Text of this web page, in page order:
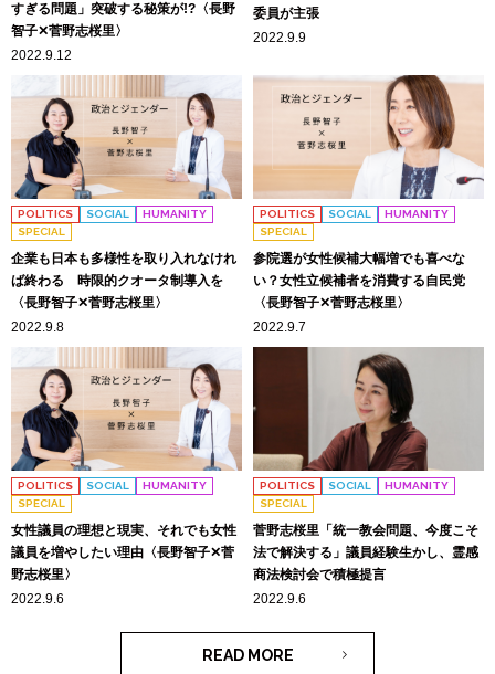
すぎる問題」突破する秘策が!?〈長野
智子✕菅野志桜里〉
2022.9.12
委員が主張
2022.9.9
POLITICS SOCIAL
HUMANITY
SPECIAL
企業も日本も多様性を取り入れなけれ
ば終わる 時限的クオータ制導入を
〈長野智子✕菅野志桜里〉
2022.9.8
POLITICS SOCIAL
HUMANITY
SPECIAL
参院選が女性候補大幅増でも喜べな
い？女性立候補者を消費する自民党
〈長野智子✕菅野志桜里〉
2022.9.7
POLITICS SOCIAL
HUMANITY
SPECIAL
女性議員の理想と現実、それでも女性
議員を増やしたい理由〈長野智子✕菅
野志桜里〉
2022.9.6
POLITICS SOCIAL
HUMANITY
SPECIAL
菅野志桜里「統一教会問題、今度こそ
法で解決する」議員経験生かし、霊感
商法検討会で積極提言
2022.9.6
READ MORE